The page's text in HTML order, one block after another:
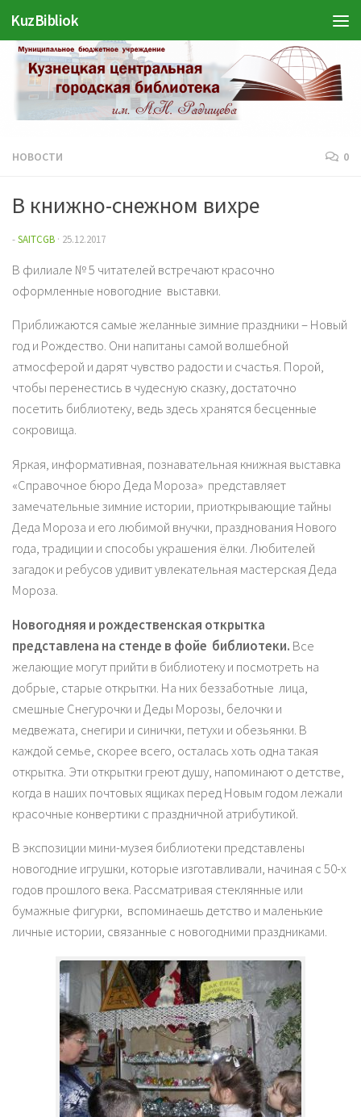
Перейти к содержимому
KuzBibliok
НОВОСТИ 0
В книжно-снежном вихре
-SAITCGB · 25.12.2017
В филиале № 5 читателей встречают красочно
оформленные новогодние выставки.
Приближаются самые желанные зимние праздники – Новый
год и Рождество. Они напитаны самой волшебной
атмосферой и дарят чувство радости и счастья. Порой,
чтобы перенестись в чудесную сказку, достаточно
посетить библиотеку, ведь здесь хранятся бесценные
сокровища.
Яркая, информативная, познавательная книжная выставка
«Справочное бюро Деда Мороза» представляет
замечательные зимние истории, приоткрывающие тайны
Деда Мороза и его любимой внучки, празднования Нового
года, традиции и способы украшения ёлки. Любителей
загадок и ребусов удивит увлекательная мастерская Деда
Мороза.
Новогодняя и рождественская открытка
представлена на стенде в фойе библиотеки. Все
желающие могут прийти в библиотеку и посмотреть на
добрые, старые открытки. На них беззаботные лица,
смешные Снегурочки и Деды Морозы, белочки и
медвежата, снегири и синички, петухи и обезьянки. В
каждой семье, скорее всего, осталась хоть одна такая
открытка. Эти открытки греют душу, напоминают о детстве,
когда в наших почтовых ящиках перед Новым годом лежали
красочные конвертики с праздничной атрибутикой.
В экспозиции мини-музея библиотеки представлены
новогодние игрушки, которые изготавливали, начиная с 50-х
годов прошлого века. Рассматривая стеклянные или
бумажные фигурки, вспоминаешь детство и маленькие
личные истории, связанные с новогодними праздниками.